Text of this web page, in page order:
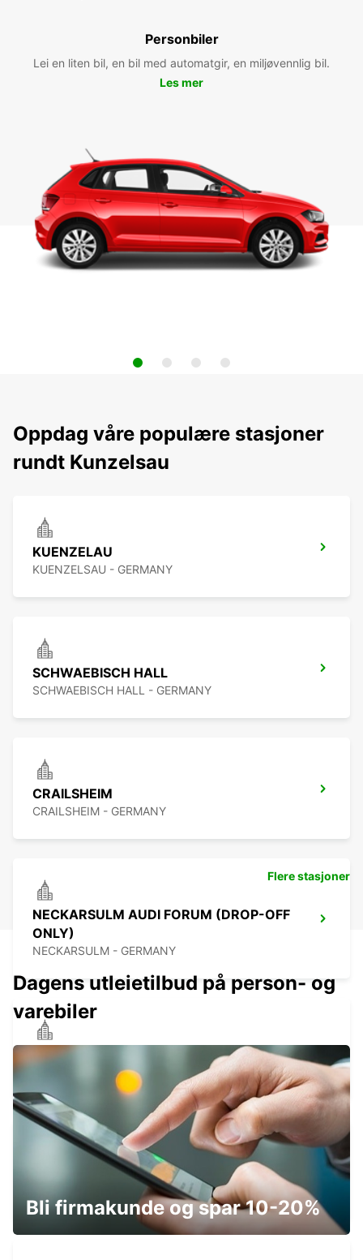
Personbiler
Lei en liten bil, en bil med automatgir, en miljøvennlig bil.
Les mer
Oppdag våre populære stasjoner
rundt Kunzelsau
KUENZELAU
KUENZELSAU - GERMANY
SCHWAEBISCH HALL
SCHWAEBISCH HALL - GERMANY
CRAILSHEIM
CRAILSHEIM - GERMANY
NECKARSULM AUDI FORUM (DROP-OFF
ONLY)
NECKARSULM - GERMANY
HEILBRONN
HEILBRONN - GERMANY
SCHWAEBISCH GMUEND
SCHWAEBISCH-GMUEND - GERMANY
Flere stasjoner
Dagens utleietilbud på person- og
varebiler
Bli firmakunde og spar 10-20%